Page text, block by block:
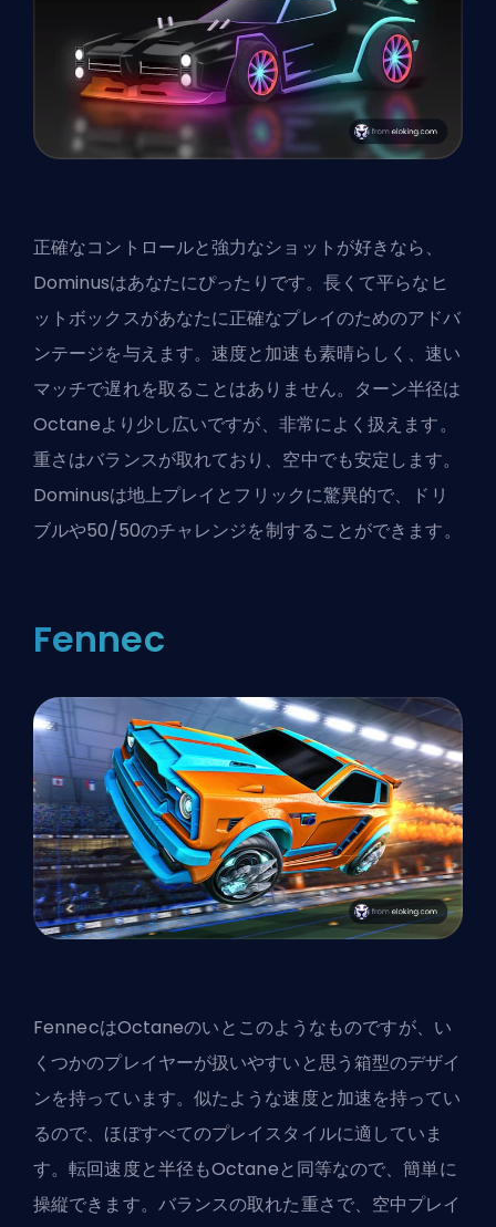
正確なコントロールと強力なショットが好きなら、
Dominusはあなたにぴったりです。長くて平らなヒ
ットボックスがあなたに正確なプレイのためのアドバ
ンテージを与えます。速度と加速も素晴らしく、速い
マッチで遅れを取ることはありません。ターン半径は
Octaneより少し広いですが、非常によく扱えます。
重さはバランスが取れており、空中でも安定します。
Dominusは地上プレイとフリックに驚異的で、ドリ
ブルや50/50のチャレンジを制することができます。
Fennec
FennecはOctaneのいとこのようなものですが、い
くつかのプレイヤーが扱いやすいと思う箱型のデザイ
ンを持っています。似たような速度と加速を持ってい
るので、ほぼすべてのプレイスタイルに適していま
す。転回速度と半径もOctaneと同等なので、簡単に
操縦できます。バランスの取れた重さで、空中プレイ